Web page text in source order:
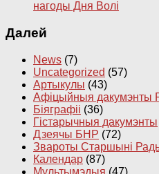
нагоды Дня Волі
Далей
News (7)
Uncategorized (57)
Артыкулы (43)
Афіцыйныя дакумэнты
Біяграфіі (36)
Гістарычныя дакумэнты
Дзеячы БНР (72)
Звароты Старшыні
Календар (87)
Мультымэдыя (47)